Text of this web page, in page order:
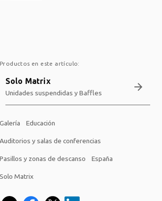
Productos en este artículo:
Solo Matrix
Unidades suspendidas y Baffles arrow_forward
Galería Educación
Auditorios y salas de conferencias
Pasillos y zonas de descanso España
Solo Matrix